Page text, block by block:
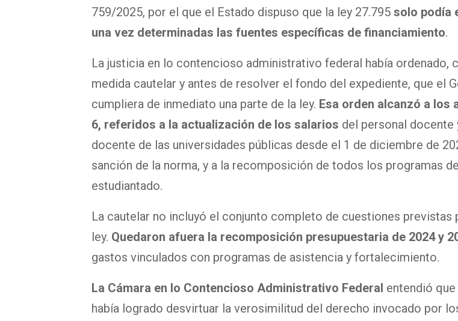
759/2025, por el que el Estado dispuso que la ley 27.795 solo podía
una vez determinadas las fuentes específicas de financiamiento.
La justicia en lo contencioso administrativo federal había ordenado,
medida cautelar y antes de resolver el fondo del expediente, que el
cumpliera de inmediato una parte de la ley. Esa orden alcanzó a los
6, referidos a la actualización de los salarios del personal docente
docente de las universidades públicas desde el 1 de diciembre de
sanción de la norma, y a la recomposición de todos los programas
estudiantado.
La cautelar no incluyó el conjunto completo de cuestiones previstas
ley. Quedaron afuera la recomposición presupuestaria de 2024 y
gastos vinculados con programas de asistencia y fortalecimiento.
La Cámara en lo Contencioso Administrativo Federal entendió
había logrado desvirtuar la verosimilitud del derecho invocado por